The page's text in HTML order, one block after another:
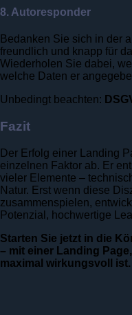
8. Autoresponder
Bedanken Sie sich in der
freundlich und knapp für
Wiederholen Sie dabei,
welche Daten er
Unbedingt beachten:
Fazit
Der Erfolg einer Landing
einzelnen Faktor ab. Er
vieler Elemente –
Natur. Erst wenn diese
zusammenspielen,
Potenzial, hochwertige
Starten Sie jetzt in die
– mit einer Landing
maximal wirkungsvoll ist.